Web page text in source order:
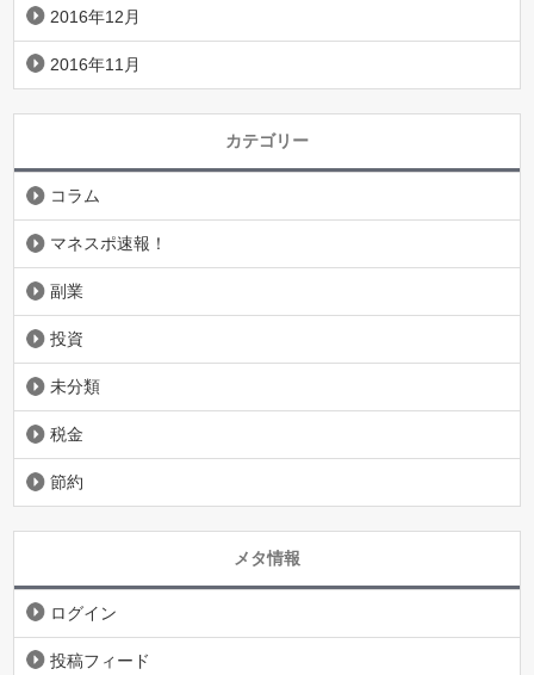
2016年12月
2016年11月
カテゴリー
コラム
マネスポ速報！
副業
投資
未分類
税金
節約
メタ情報
ログイン
投稿フィード